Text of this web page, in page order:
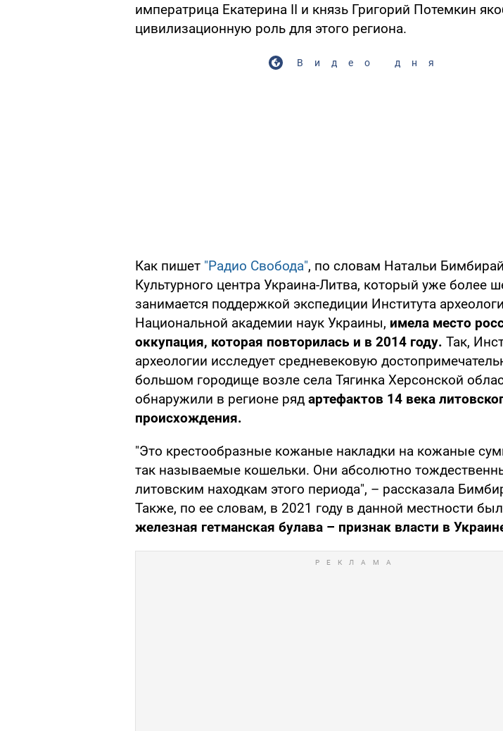
императрица Екатерина II и князь Григорий Потемкин
цивилизационную роль для этого региона.
Видео дня
Как пишет "Радио Свобода", по словам Натальи
Культурного центра Украина-Литва, который уже более
занимается поддержкой экспедиции Института
Национальной академии наук Украины, имела место
оккупация, которая повторилась и в 2014 году. Так,
археологии исследует средневековую
большом городище возле села Тягинка Херсонской
обнаружили в регионе ряд артефактов 14 века
происхождения.
"Это крестообразные кожаные накладки на кожаные
так называемые кошельки. Они абсолютно
литовским находкам этого периода", – рассказала
Также, по ее словам, в 2021 году в данной местности
железная гетманская булава – признак власти в